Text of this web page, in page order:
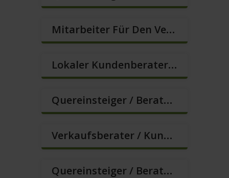
Mitarbeiter Für Den Verkauf / Quereinsteiger (m/w/d)
Lokaler Kundenberater (m/w/d)
Quereinsteiger / Berater Im Vertrieb (m/w/d)
Verkaufsberater / Kundenberater – Mehr Als Ein Job (m/w/d)
Quereinsteiger / Berater Im Vertrieb / Außendienst (m/w/d)